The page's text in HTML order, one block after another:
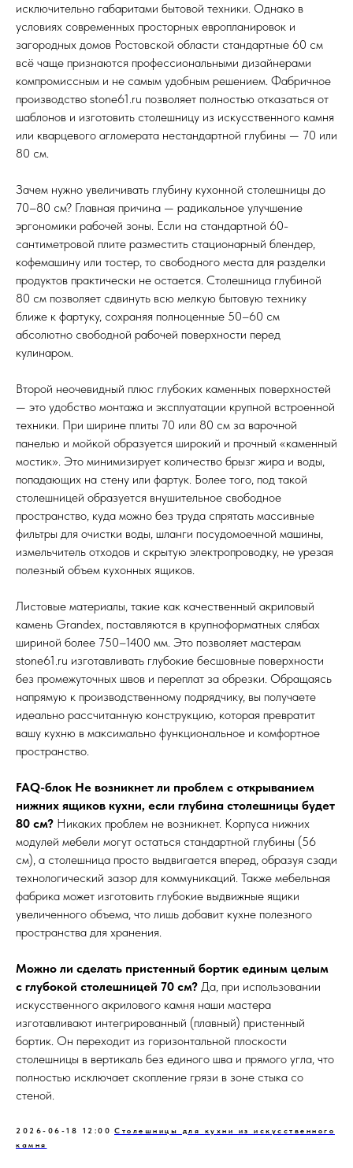
исключительно габаритами бытовой техники. Однако в
условиях современных просторных европланировок и
загородных домов Ростовской области стандартные 60 см
всё чаще признаются профессиональными дизайнерами
компромиссным и не самым удобным решением. Фабричное
производство stone61.ru позволяет полностью отказаться от
шаблонов и изготовить столешницу из искусственного камня
или кварцевого агломерата нестандартной глубины — 70 или
80 см.
Зачем нужно увеличивать глубину кухонной столешницы до
70–80 см? Главная причина — радикальное улучшение
эргономики рабочей зоны. Если на стандартной 60-
сантиметровой плите разместить стационарный блендер,
кофемашину или тостер, то свободного места для разделки
продуктов практически не остается. Столешница глубиной
80 см позволяет сдвинуть всю мелкую бытовую технику
ближе к фартуку, сохраняя полноценные 50–60 см
абсолютно свободной рабочей поверхности перед
кулинаром.
Второй неочевидный плюс глубоких каменных поверхностей
— это удобство монтажа и эксплуатации крупной встроенной
техники. При ширине плиты 70 или 80 см за варочной
панелью и мойкой образуется широкий и прочный «каменный
мостик». Это минимизирует количество брызг жира и воды,
попадающих на стену или фартук. Более того, под такой
столешницей образуется внушительное свободное
пространство, куда можно без труда спрятать массивные
фильтры для очистки воды, шланги посудомоечной машины,
измельчитель отходов и скрытую электропроводку, не урезая
полезный объем кухонных ящиков.
Листовые материалы, такие как качественный акриловый
камень Grandex, поставляются в крупноформатных слябах
шириной более 750–1400 мм. Это позволяет мастерам
stone61.ru изготавливать глубокие бесшовные поверхности
без промежуточных швов и переплат за обрезки. Обращаясь
напрямую к производственному подрядчику, вы получаете
идеально рассчитанную конструкцию, которая превратит
вашу кухню в максимально функциональное и комфортное
пространство.
FAQ-блок Не возникнет ли проблем с открыванием
нижних ящиков кухни, если глубина столешницы будет
80 см? Никаких проблем не возникнет. Корпуса нижних
модулей мебели могут остаться стандартной глубины (56
см), а столешница просто выдвигается вперед, образуя сзади
технологический зазор для коммуникаций. Также мебельная
фабрика может изготовить глубокие выдвижные ящики
увеличенного объема, что лишь добавит кухне полезного
пространства для хранения.
Можно ли сделать пристенный бортик единым целым
с глубокой столешницей 70 см? Да, при использовании
искусственного акрилового камня наши мастера
изготавливают интегрированный (плавный) пристенный
бортик. Он переходит из горизонтальной плоскости
столешницы в вертикаль без единого шва и прямого угла, что
полностью исключает скопление грязи в зоне стыка со
стеной.
2026-06-18 12:00 Столешницы для кухни из искусственного
камня